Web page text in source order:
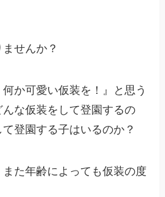
せんか？
何か可愛い仮装を！』と思う
な仮装をして登園するの
登園する子はいるのか？
た年齢によっても仮装の度